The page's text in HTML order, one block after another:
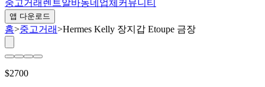
중고거래 렌트알바동네업체 커뮤니티
앱 다운로드
홈>중고거래>Hermes Kelly 장지갑 Etoupe 금장
$2700